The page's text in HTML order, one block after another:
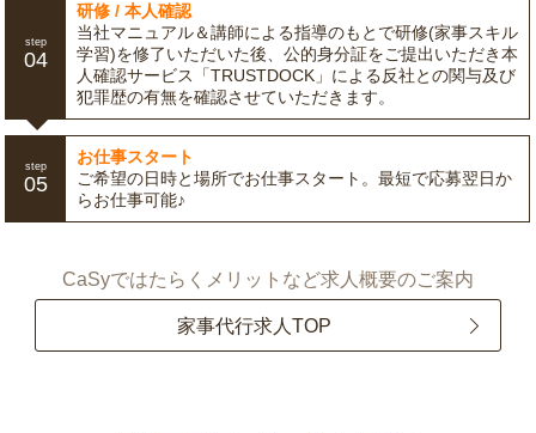
step
04
研修 / 本人確認
当社マニュアル＆講師による指導のもとで研修(家事スキル
学習)を修了いただいた後、公的身分証をご提出いただき本
人確認サービス「TRUSTDOCK」による反社との関与及び
犯罪歴の有無を確認させていただきます。
step
05
お仕事スタート
ご希望の日時と場所でお仕事スタート。最短で応募翌日か
らお仕事可能♪
CaSyではたらくメリットなど求人概要のご案内
家事代行求人TOP